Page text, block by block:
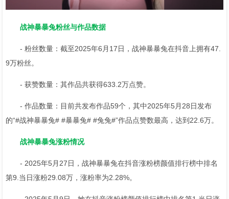
战神暴暴兔粉丝与作品数据
- 粉丝数量：截至2025年6月17日，战神暴暴兔在抖音上拥有47.
9万粉丝。
- 获赞数量：其作品共获得633.2万点赞。
- 作品数量：目前共发布作品59个，其中2025年5月28日发布
的“#战神暴暴兔# #暴暴兔# #兔兔#”作品点赞数最高，达到22.6万。
战神暴暴兔涨粉情况
- 2025年5月27日，战神暴暴兔在抖音涨粉榜颜值排行榜中排名
第9.当日涨粉29.08万，涨粉率为2.28%。